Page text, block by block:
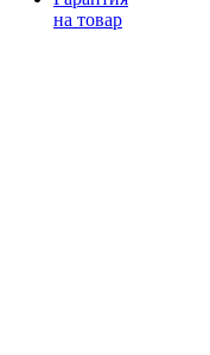
на товар